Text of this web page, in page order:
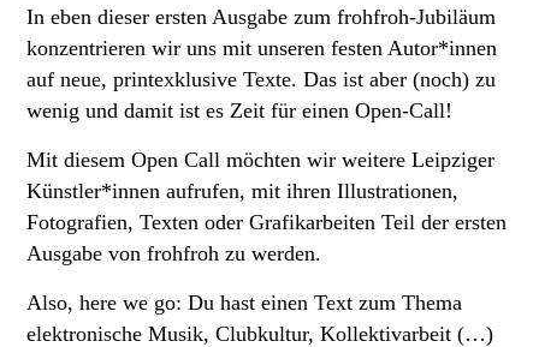
In eben dieser ersten Ausgabe zum frohfroh-Jubiläum
konzentrieren wir uns mit unseren festen Autor*innen
auf neue, printexklusive Texte. Das ist aber (noch) zu
wenig und damit ist es Zeit für einen Open-Call!
Mit diesem Open Call möchten wir weitere Leipziger
Künstler*innen aufrufen, mit ihren Illustrationen,
Fotografien, Texten oder Grafikarbeiten Teil der ersten
Ausgabe von frohfroh zu werden.
Also, here we go: Du hast einen Text zum Thema
elektronische Musik, Clubkultur, Kollektivarbeit (…)